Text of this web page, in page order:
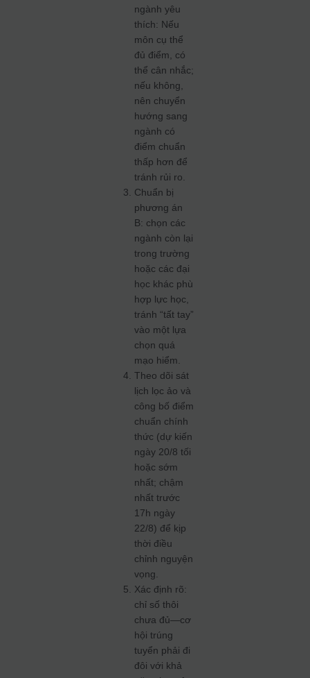
ngành yêu
thích: Nếu
môn cụ thể
đủ điểm, có
thể cân nhắc;
nếu không,
nên chuyển
hướng sang
ngành có
điểm chuẩn
thấp hơn để
tránh rủi ro.
Chuẩn bị
phương án
B: chọn các
ngành còn lại
trong trường
hoặc các đại
học khác phù
hợp lực học,
tránh “tất tay”
vào một lựa
chọn quá
mạo hiểm.
Theo dõi sát
lịch lọc ảo và
công bố điểm
chuẩn chính
thức (dự kiến
ngày 20/8 tối
hoặc sớm
nhất; chậm
nhất trước
17h ngày
22/8) để kịp
thời điều
chỉnh nguyện
vọng.
Xác định rõ:
chỉ số thôi
chưa đủ—cơ
hội trúng
tuyển phải đi
đôi với khả